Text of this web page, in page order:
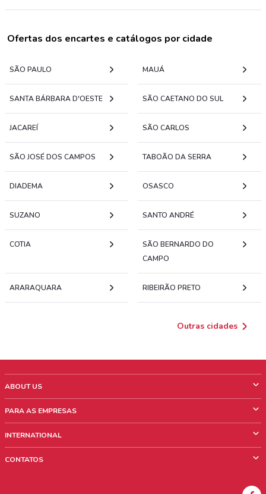
Ofertas dos encartes e catálogos por cidade
SÃO PAULO MAUÁ
SANTA BÁRBARA D'OESTE SÃO CAETANO DO SUL
JACAREÍ SÃO CARLOS
SÃO JOSÉ DOS CAMPOS TABOÃO DA SERRA
DIADEMA OSASCO
SUZANO SANTO ANDRÉ
COTIA
SÃO BERNARDO DO
CAMPO
ARARAQUARA RIBEIRÃO PRETO
Outras cidades
ABOUT US
Quem Somos
Trabalhe conosco
PARA AS EMPRESAS
Informações comerciais
INTERNATIONAL
CONTATOS